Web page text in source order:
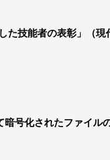
た技能者の表彰」（現
暗号化されたファイル